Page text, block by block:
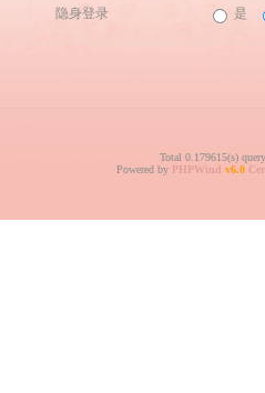
隐身登录 是
Total 0.179615(s)
Powered by PHPWind v6.0